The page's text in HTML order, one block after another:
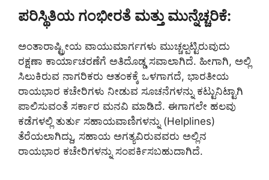
ಪರಿಸ್ಥಿತಿಯ ಗಂಭೀರತೆ ಮತ್ತು ಮುನ್ನೆಚ್ಚರಿಕೆ:
ಅಂತಾರಾಷ್ಟ್ರೀಯ ವಾಯುಮಾರ್ಗಗಳು ಮುಚ್ಚಲ್ಪಟ್ಟಿರುವುದು
ರಕ್ಷಣಾ ಕಾರ್ಯಾಚರಣೆಗೆ ಅತಿದೊಡ್ಡ ಸವಾಲಾಗಿದೆ. ಹೀಗಾಗಿ, ಅಲ್ಲಿ
ಸಿಲುಕಿರುವ ನಾಗರಿಕರು ಆತಂಕಕ್ಕೆ ಒಳಗಾಗದೆ, ಭಾರತೀಯ
ರಾಯಭಾರ ಕಚೇರಿಗಳು ನೀಡುವ ಸೂಚನೆಗಳನ್ನು ಕಟ್ಟುನಿಟ್ಟಾಗಿ
ಪಾಲಿಸುವಂತೆ ಸರ್ಕಾರ ಮನವಿ ಮಾಡಿದೆ. ಈಗಾಗಲೇ ಹಲವು
ಕಡೆಗಳಲ್ಲಿ ತುರ್ತು ಸಹಾಯವಾಣಿಗಳನ್ನು (Helplines)
ತೆರೆಯಲಾಗಿದ್ದು, ಸಹಾಯ ಅಗತ್ಯವಿರುವವರು ಅಲ್ಲಿನ
ರಾಯಭಾರ ಕಚೇರಿಗಳನ್ನು ಸಂಪರ್ಕಿಸಬಹುದಾಗಿದೆ.